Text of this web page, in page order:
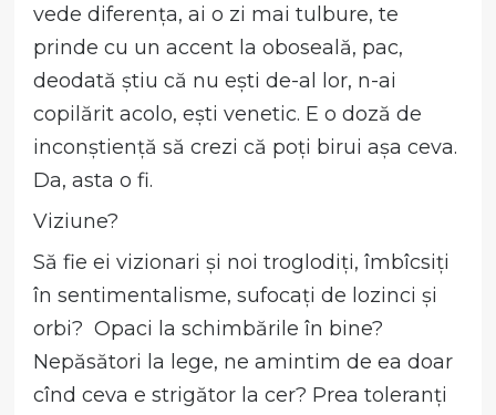
vede diferența, ai o zi mai tulbure, te
prinde cu un accent la oboseală, pac,
deodată știu că nu ești de-al lor, n-ai
copilărit acolo, ești venetic. E o doză de
inconștiență să crezi că poți birui așa ceva.
Da, asta o fi.
Viziune?
Să fie ei vizionari și noi troglodiți, îmbîcsiți
în sentimentalisme, sufocați de lozinci și
orbi? Opaci la schimbările în bine?
Nepăsători la lege, ne amintim de ea doar
cînd ceva e strigător la cer? Prea toleranți